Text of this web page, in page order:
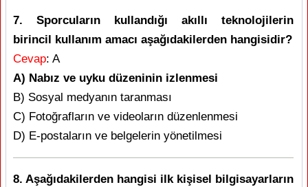
7. Sporcuların kullandığı akıllı teknolojilerin
birincil kullanım amacı aşağıdakilerden hangisidir?
Cevap: A
A) Nabız ve uyku düzeninin izlenmesi
B) Sosyal medyanın taranması
C) Fotoğrafların ve videoların düzenlenmesi
D) E-postaların ve belgelerin yönetilmesi
8. Aşağıdakilerden hangisi ilk kişisel bilgisayarların